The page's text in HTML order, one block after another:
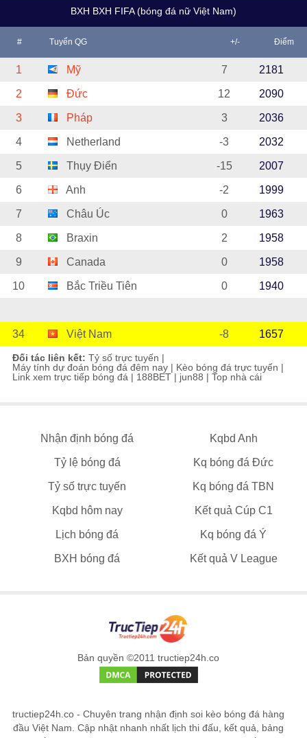
BXH BXH FIFA (bóng đá nữ Việt Nam)
# Tuyển QG +/- Điểm
1 Mỹ 7 2181
2 Đức 12 2090
3 Pháp 3 2036
4 Netherland -3 2032
5 Thụy Điển -15 2007
6 Anh -2 1999
7 Châu Úc 0 1963
8 Braxin 2 1958
9 Canada 0 1958
10 Bắc Triều Tiên 0 1940
34 Việt Nam -8 1657
Đối tác liên kết: Tỷ số trực tuyến |
Máy tính dự đoán bóng đá đêm nay | Kèo bóng đá trực tuyến |
Link xem trực tiếp bóng đá | 188BET | jun88 | Top nhà cái
Nhận định bóng đá Kqbd Anh
Tỷ lệ bóng đá Kq bóng đá Đức
Tỷ số trực tuyến Kq bóng đá TBN
Kqbd hôm nay Kết quả Cúp C1
Lịch bóng đá Kq bóng đá Ý
BXH bóng đá Kết quả V League
Bản quyền ©2011 tructiep24h.co
tructiep24h.co - Chuyên trang nhận định soi kèo bóng đá hàng
đầu Việt Nam. Cập nhật nhanh nhất lịch thi đấu, kết quả, bảng